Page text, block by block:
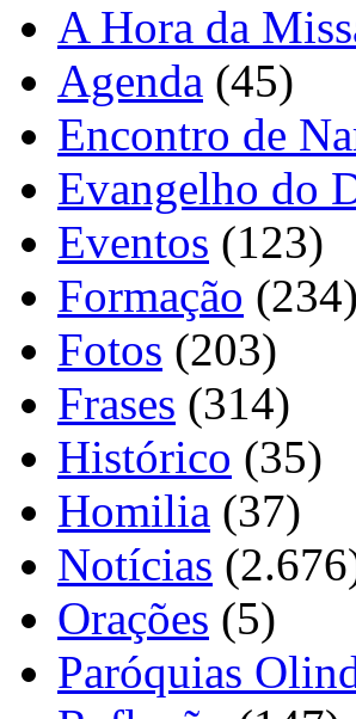
A Hora da
Agenda (45)
Encontro de
Evangelho do
Eventos (123)
Formação (234)
Fotos (203)
Frases (314)
Histórico (35)
Homilia (37)
Notícias
Orações (5)
Paróquias